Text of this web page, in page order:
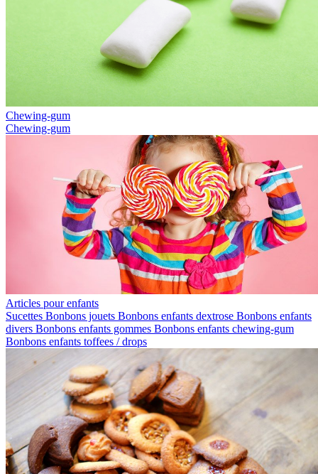
Chewing-gum
Chewing-gum
Articles pour enfants
Sucettes Bonbons jouets Bonbons enfants dextrose Bonbons enfants
divers Bonbons enfants gommes Bonbons enfants chewing-gum
Bonbons enfants toffees / drops